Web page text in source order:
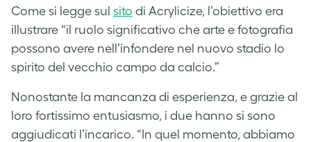
Come si legge sul sito di Acrylicize, l’obiettivo era
illustrare “il ruolo significativo che arte e fotografia
possono avere nell’infondere nel nuovo stadio lo
spirito del vecchio campo da calcio.”
Nonostante la mancanza di esperienza, e grazie al
loro fortissimo entusiasmo, i due hanno si sono
aggiudicati l’incarico. “In quel momento, abbiamo